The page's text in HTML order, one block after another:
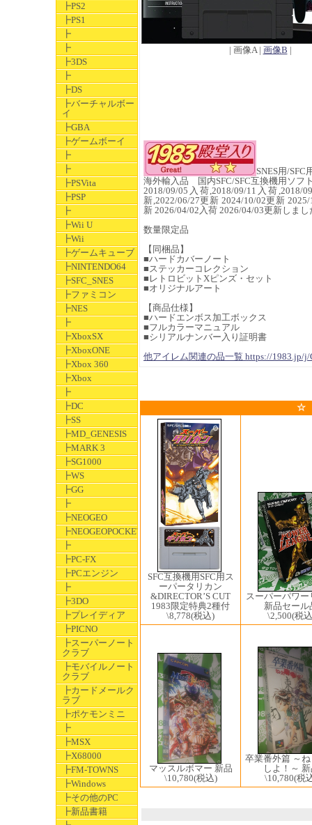
┣PS2
┣PS1
┣
┣
┣3DS
┣
┣DS
┣バーチャルボー
イ
┣GBA
┣ゲームボーイ
┣
┣
┣PSVita
┣PSP
┣
┣Wii U
┣Wii
┣ゲームキューブ
┣NINTENDO64
┣SFC_SNES
┣ファミコン
┣NES
┣
┣XboxSX
┣XboxONE
┣Xbox 360
┣Xbox
┣
┣DC
┣SS
┣MD_GENESIS
┣MARK 3
┣SG1000
┣WS
┣GG
┣
┣NEOGEO
┣NEOGEOPOCKET
┣
┣PC-FX
┣PCエンジン
┣
┣3DO
┣プレイディア
┣PICNO
┣スーパーノート
クラブ
┣モバイルノート
クラブ
┣カードメールク
ラブ
┣ポケモンミニ
┣
┣MSX
┣X68000
┣FM-TOWNS
┣Windows
┣その他のPC
┣新品書籍
| 画像A | 画像B |
SNES用/SFC
海外輸入品 国内SFC/SFC互換機用ソフ
2018/09/05入荷,2018/09/11入荷,2018/
新,2022/06/27更新 2024/10/02更新
新 2026/04/02入荷 2026/04/03更新しまし
数量限定品
【同梱品】
■ハードカバーノート
■ステッカーコレクション
■レトロビットXピンズ・セット
■オリジナルアート
【商品仕様】
■ハードエンボス加工ボックス
■フルカラーマニュアル
■シリアルナンバー入り証明書
他アイレム関連の品一覧 https://1983.jp/j/
☆
SFC互換機用SFC用ス
ーパータリカン
&DIRECTOR’S CUT
1983限定特典2種付
\8,778(税込)
スーパーパワー
新品セール
\2,500(税
マッスルボマー 新品
\10,780(税込)
卒業番外篇 ～
しよ！～
\10,780(税